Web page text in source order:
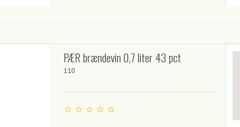
PÆR brændevin 0,7 liter 43 pct
110